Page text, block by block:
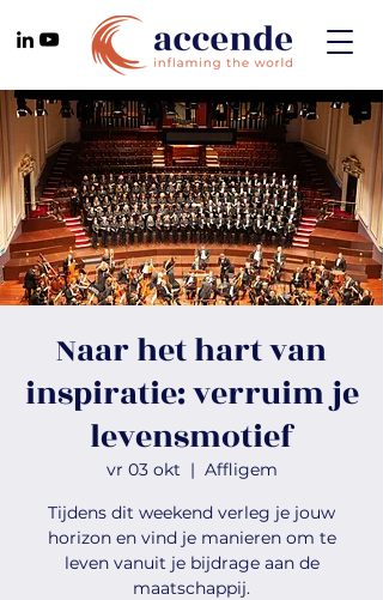
Naar het hart van
inspiratie: verruim je
levensmotief
vr 03 okt
  |
Affligem
Tijdens dit weekend verleg je jouw
horizon en vind je manieren om te
leven vanuit je bijdrage aan de
maatschappij.